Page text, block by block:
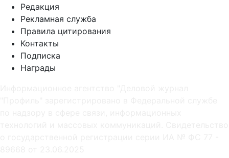
Редакция
Рекламная служба
Правила цитирования
Контакты
Подписка
Награды